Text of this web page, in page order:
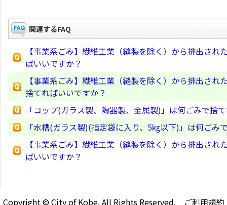
関連するFAQ
【事業系ごみ】繊維工業（縫製を除く）から排出さ
ばいいですか？
【事業系ごみ】繊維工業（縫製を除く）から排出さ
捨てればいいですか？
「コップ(ガラス製、陶器製、金属製)」は何ごみで捨
「水槽(ガラス製)(指定袋に入り、5㎏以下)」は何ごみ
【事業系ごみ】繊維工業（縫製を除く）から排出さ
ばいいですか？
Copyright © City of Kobe. All Rights Reserved. ご利用規約